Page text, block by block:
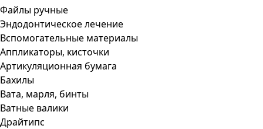
Файлы ручные
Эндодонтическое лечение
Вспомогательные материалы
Аппликаторы, кисточки
Артикуляционная бумага
Бахилы
Вата, марля, бинты
Ватные валики
Драйтипс